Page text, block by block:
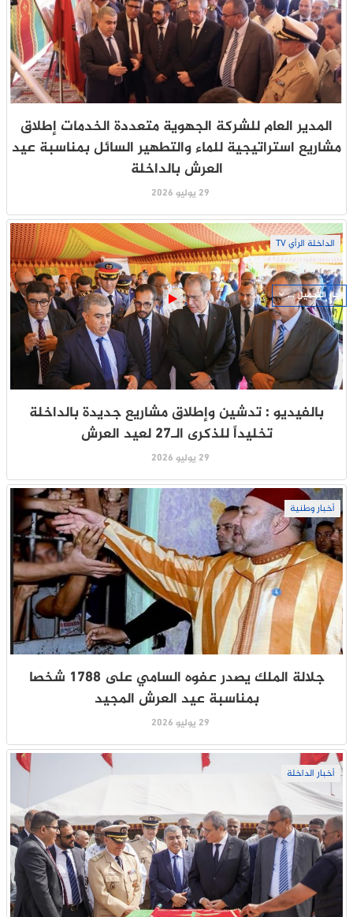
المدير العام للشركة الجهوية متعددة الخدمات إطلاق
مشاريع استراتيجية للماء والتطهير السائل بمناسبة عيد
العرش بالداخلة
29 يوليو 2026
الداخلة الرأي TV
بالفيديو : تدشين وإطلاق مشاريع جديدة بالداخلة
تخليداً للذكرى الـ27 لعيد العرش
29 يوليو 2026
أخبار وطنية
جلالة الملك يصدر عفوه السامي على 1788 شخصا
بمناسبة عيد العرش المجيد
29 يوليو 2026
أخبار الداخلة
جار التحميل ...